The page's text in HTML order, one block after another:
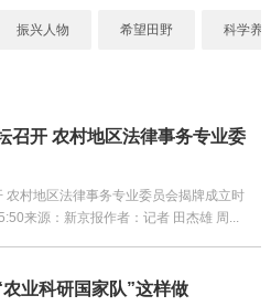
振兴人物 希望田野 科学养
召开 农村地区法律事务专业委
农村地区法律事务专业委员会揭牌成立时
来源：新京报作者：记者 田杰雄 周...
业科研国家队”这样做